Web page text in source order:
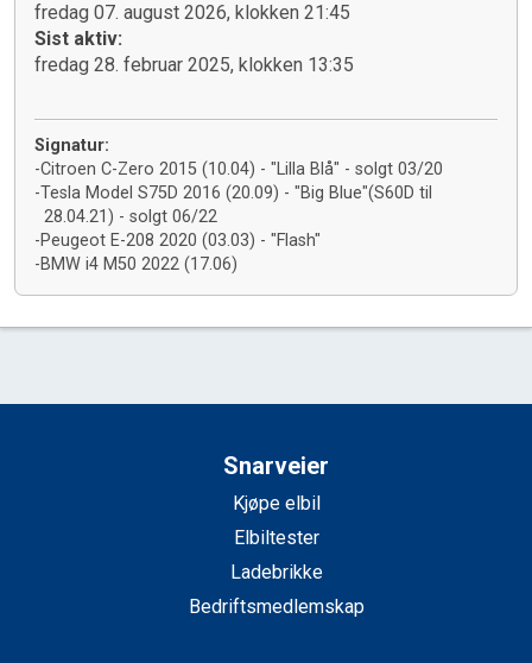
fredag 07. august 2026, klokken 21:45
Sist aktiv:
fredag 28. februar 2025, klokken 13:35
Signatur:
-Citroen C-Zero 2015 (10.04) - "Lilla Blå" - solgt 03/20
-Tesla Model S75D 2016 (20.09) - "Big Blue"(S60D til
28.04.21) - solgt 06/22
-Peugeot E-208 2020 (03.03) - "Flash"
-BMW i4 M50 2022 (17.06)
Snarveier
Kjøpe elbil
Elbiltester
Ladebrikke
Bedriftsmedlemskap